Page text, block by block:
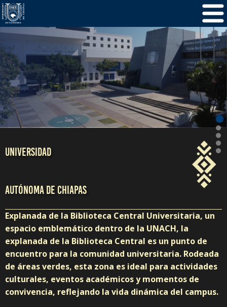
1/5
UNIVERSIDAD
AUTÓNOMA DE CHIAPAS
Explanada de la Biblioteca Central Universitaria, un
espacio emblemático dentro de la UNACH, la
explanada de la Biblioteca Central es un punto de
encuentro para la comunidad universitaria. Rodeada
de áreas verdes, esta zona es ideal para actividades
culturales, eventos académicos y momentos de
convivencia, reflejando la vida dinámica del campus.